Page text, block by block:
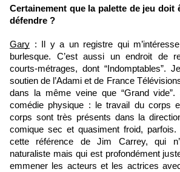
Certainement que la palette de jeu doit
défendre ?
Gary : Il y a un registre qui
burlesque. C’est aussi un endroit de
courts-métrages, dont “Indomptables”.
soutien de l’Adami et de France
dans la même veine que “Grand vide”.
comédie physique : le travail du corps
corps sont très présents dans la
comique sec et quasiment froid, parfois.
cette référence de Jim Carrey, qui
naturaliste mais qui est profondément
emmener les acteurs et les actrices